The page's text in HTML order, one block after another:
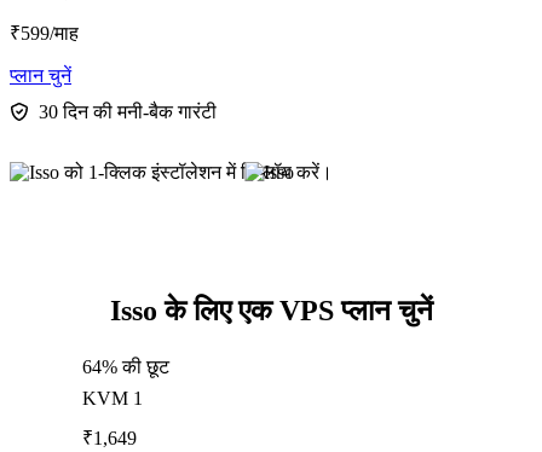
₹599/माह
प्लान चुनें
30 दिन की मनी-बैक गारंटी
Isso के लिए एक VPS प्लान चुनें
64% की छूट
KVM 1
₹1,649